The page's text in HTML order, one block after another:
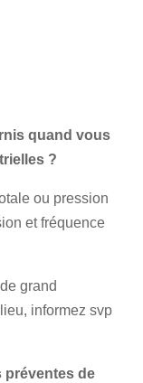
capteur
moteur
de lubrification
système, réservoir
quand vous
?
ou pression
et fréquence
grand
informez svp
préventes de